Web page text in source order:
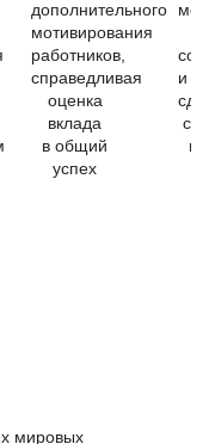
дополнительного
мотивирования
работников,
справедливая
оценка
вклада
в общий
успех
и
со
и
мировых